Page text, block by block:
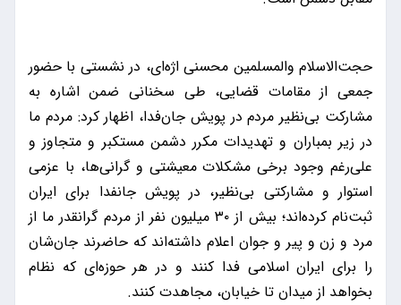
حجت‌الاسلام والمسلمین محسنی اژه‌ای، در نشستی با حضور
جمعی از مقامات قضایی، طی سخنانی ضمن اشاره به
مشارکت بی‌نظیر مردم در پویش جان‌فدا، اظهار کرد: مردم ما
در زیر بمباران و تهدیدات مکرر دشمن مستکبر و متجاوز و
علی‌رغم وجود برخی مشکلات معیشتی و گرانی‌ها، با عزمی
استوار و مشارکتی بی‌نظیر، در پویش جانفدا برای ایران
ثبت‌نام کرده‌اند؛ بیش از ۳۰ میلیون نفر از مردم گرانقدر ما از
مرد و زن و پیر و جوان اعلام داشته‌اند که حاضرند جان‌شان
را برای ایران اسلامی فدا کنند و در هر حوزه‌ای که نظام
بخواهد از میدان تا خیابان، مجاهدت کنند.